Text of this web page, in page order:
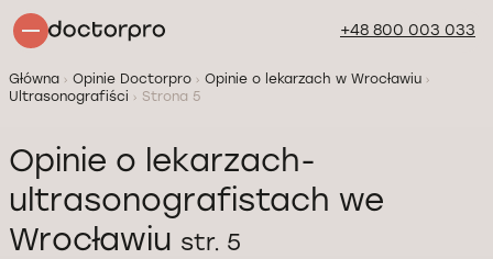
+48 800 003 033
Główna Opinie Doctorpro
Opinie o lekarzach w Wrocławiu
Ultrasonografiści
Strona 5
Opinie o lekarzach-
ultrasonografistach we
Wrocławiu str. 5